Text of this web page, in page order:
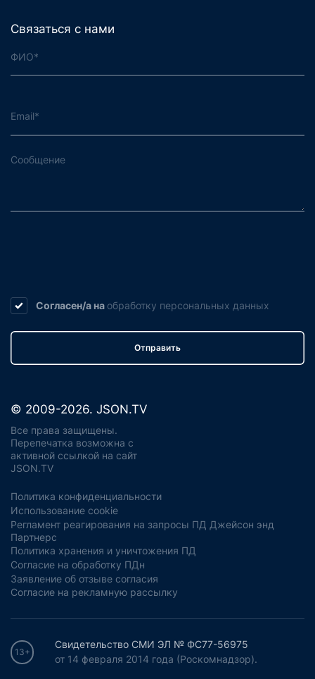
Связаться с нами
Согласен/а на обработку персональных данных
Отправить
© 2009-2026. JSON.TV
Все права защищены.
Перепечатка возможна с
активной ссылкой на сайт
JSON.TV
Политика конфиденциальности
Использование cookie
Регламент реагирования на запросы ПД Джейсон энд
Партнерс
Политика хранения и уничтожения ПД
Согласие на обработку ПДн
Заявление об отзыве согласия
Согласие на рекламную рассылку
13+
Свидетельство СМИ ЭЛ № ФС77-56975
от 14 февраля 2014 года (Роскомнадзор).